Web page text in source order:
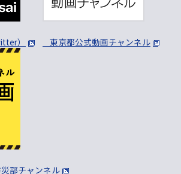
） 東京都公式動画チャンネル
部チャンネル